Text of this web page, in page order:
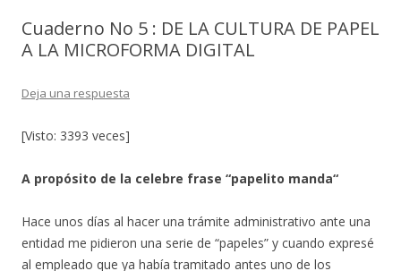
Cuaderno No 5 : DE LA CULTURA DE PAPEL
A LA MICROFORMA DIGITAL
Deja una respuesta
[Visto: 3393 veces]
A propósito de la celebre frase “papelito manda“
Hace unos días al hacer una trámite administrativo ante una
entidad me pidieron una serie de “papeles” y cuando expresé
al empleado que ya había tramitado antes uno de los